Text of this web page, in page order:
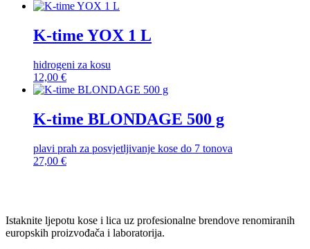
K-time YOX 1 L
hidrogeni za kosu
12,00 €
K-time BLONDAGE 500 g
plavi prah za posvjetljivanje kose do 7 tonova
27,00 €
Istaknite ljepotu kose i lica uz profesionalne brendove renomiranih
europskih proizvođača i laboratorija.